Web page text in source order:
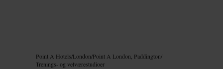
Point A Hotels/London/Point A London, Paddington/
Trenings- og velværestudioer